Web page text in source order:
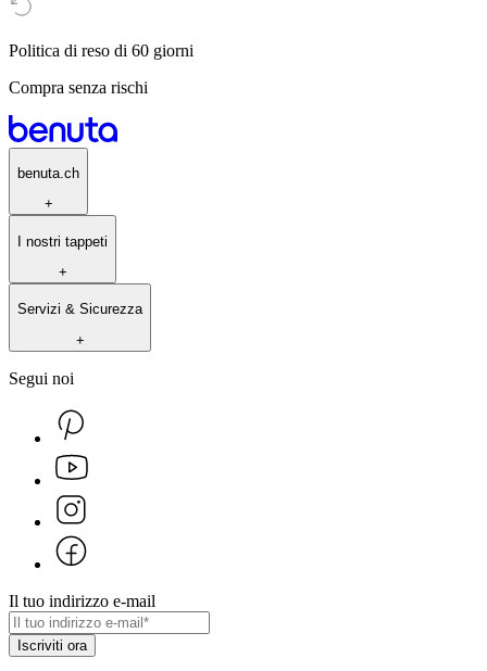
Politica di reso di 60 giorni
Compra senza rischi
benuta.ch
+
I nostri tappeti
+
Servizi & Sicurezza
+
Segui noi
Il tuo indirizzo e-mail
Iscriviti ora